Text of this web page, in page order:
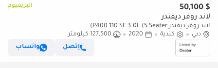
$ 50,100 البريميوم
لاند روفر ديفندر
لاند روفر ديفندر P400 110 SE 3.0L (5 Seater)
دبي
كندية 2020
127,500 كيلومتر
إتصل
واتساب